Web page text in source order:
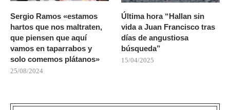
Sergio Ramos «estamos
hartos que nos maltraten,
que piensen que aquí
vamos en taparrabos y
solo comemos plátanos»
25/08/2024
Última hora “Hallan sin
vida a Juan Francisco tras
días de angustiosa
búsqueda”
15/04/2025